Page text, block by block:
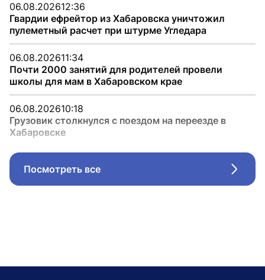
06.08.202612:36
Гвардии ефрейтор из Хабаровска уничтожил
пулеметный расчет при штурме Угледара
06.08.202611:34
Почти 2000 занятий для родителей провели
школы для мам в Хабаровском крае
06.08.202610:18
Грузовик столкнулся с поездом на переезде в
Хабаровске
Посмотреть все